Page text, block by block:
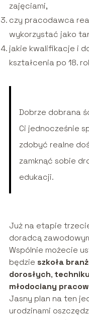
zajęciami,
czy pracodawca
wykorzystać jako
jakie kwalifikacje i
kształcenia po 18.
Dobrze dobrana
Ci jednocześnie
zdobyć realne
zamknąć sobie
edukacji.
Już na etapie
doradcą
Wspólnie możecie
będzie szkoła
dorosłych,
młodociany
Jasny plan na ten
urodzinami